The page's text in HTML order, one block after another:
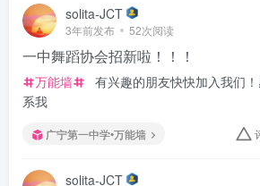
solita-JCT
3年前发布 52次阅读
一中舞蹈协会招新啦！！！
万能墙
有兴趣的朋友快快加入我们
系我
广宁第一中学•万能墙
solita-JCT